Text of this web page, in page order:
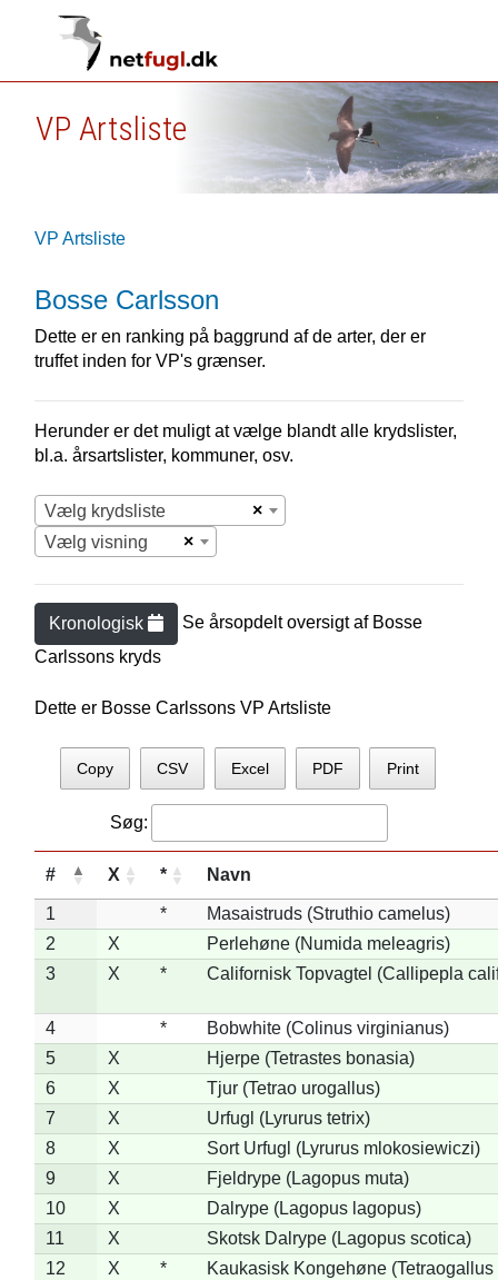
VP Artsliste
VP Artsliste
Bosse Carlsson
Dette er en ranking på baggrund af de arter, der er
truffet inden for VP's grænser.
Herunder er det muligt at vælge blandt alle krydslister,
bl.a. årsartslister, kommuner, osv.
×
Vælg krydsliste
×
Vælg visning
Kronologisk Se årsopdelt oversigt af Bosse
Carlssons kryds
Dette er Bosse Carlssons VP Artsliste
Copy CSV Excel PDF Print
Søg:
# X * Navn
1 *
Masaistruds (Struthio camelus)
2
X
Perlehøne (Numida meleagris)
3
X * Californisk Topvagtel (Callipepla
4 *
Bobwhite (Colinus virginianus)
5
X
Hjerpe (Tetrastes bonasia)
6
X
Tjur (Tetrao urogallus)
7
X
Urfugl (Lyrurus tetrix)
8
X
Sort Urfugl (Lyrurus mlokosiewiczi)
9
X
Fjeldrype (Lagopus muta)
10
X
Dalrype (Lagopus lagopus)
11
X
Skotsk Dalrype (Lagopus scotica)
12
X *
Kaukasisk Kongehøne